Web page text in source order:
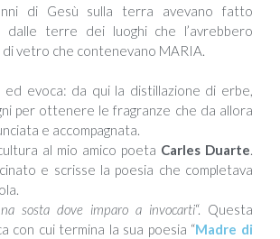
di Gesù sulla terra avevano fatto
dalle terre dei luoghi che l’avrebbero
di vetro che contenevano MARIA.
ed evoca: da qui la distillazione di erbe,
per ottenere le fragranze che da allora
e accompagnata.
al mio amico poeta Carles Duarte.
e scrisse la poesia che completava
sosta dove imparo a invocarti“. Questa
con cui termina la sua poesia “Madre di